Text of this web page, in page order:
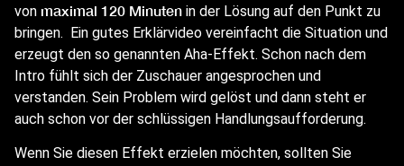
von maximal 120 Minuten in der Lösung auf den Punkt zu
bringen. Ein gutes Erklärvideo vereinfacht die Situation und
erzeugt den so genannten Aha-Effekt. Schon nach dem
Intro fühlt sich der Zuschauer angesprochen und
verstanden. Sein Problem wird gelöst und dann steht er
auch schon vor der schlüssigen Handlungsaufforderung.
Wenn Sie diesen Effekt erzielen möchten, sollten Sie